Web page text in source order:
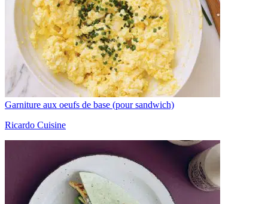
Garniture aux oeufs de base (pour sandwich)
Ricardo Cuisine